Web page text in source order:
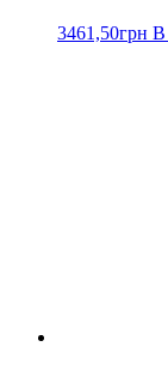
3461,50грн В